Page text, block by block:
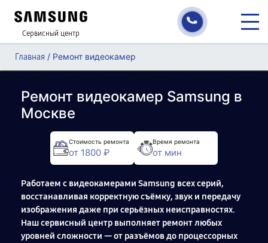
Сервисный центр
Главная / Ремонт видеокамер
Ремонт видеокамер Samsung в
Москве
Стоимость ремонта
от 1800 ₽
Время ремонта
от мин
Работаем с видеокамерами Samsung всех серий,
восстанавливая корректную съёмку, звук и передачу
изображения даже при серьёзных неисправностях.
Наш сервисный центр выполняет ремонт любых
уровней сложности — от разъёмов до процессорных